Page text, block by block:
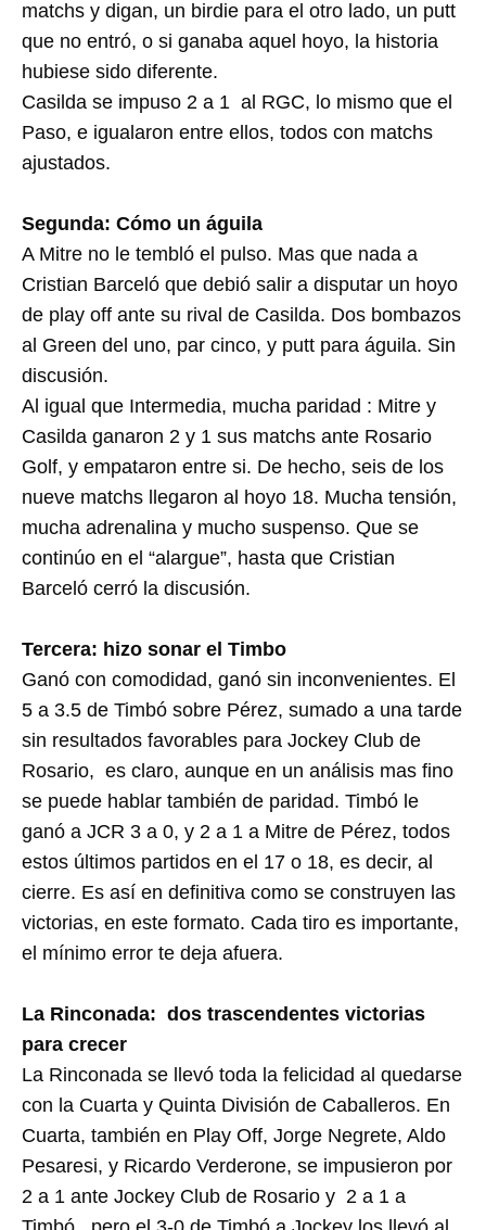
matchs y digan, un birdie para el otro lado, un putt
que no entró, o si ganaba aquel hoyo, la historia
hubiese sido diferente.
Casilda se impuso 2 a 1 al RGC, lo mismo que el
Paso, e igualaron entre ellos, todos con matchs
ajustados.
Segunda: Cómo un águila
A Mitre no le tembló el pulso. Mas que nada a
Cristian Barceló que debió salir a disputar un hoyo
de play off ante su rival de Casilda. Dos bombazos
al Green del uno, par cinco, y putt para águila. Sin
discusión.
Al igual que Intermedia, mucha paridad : Mitre y
Casilda ganaron 2 y 1 sus matchs ante Rosario
Golf, y empataron entre si. De hecho, seis de los
nueve matchs llegaron al hoyo 18. Mucha tensión,
mucha adrenalina y mucho suspenso. Que se
continúo en el “alargue”, hasta que Cristian
Barceló cerró la discusión.
Tercera: hizo sonar el Timbo
Ganó con comodidad, ganó sin inconvenientes. El
5 a 3.5 de Timbó sobre Pérez, sumado a una tarde
sin resultados favorables para Jockey Club de
Rosario, es claro, aunque en un análisis mas fino
se puede hablar también de paridad. Timbó le
ganó a JCR 3 a 0, y 2 a 1 a Mitre de Pérez, todos
estos últimos partidos en el 17 o 18, es decir, al
cierre. Es así en definitiva como se construyen las
victorias, en este formato. Cada tiro es importante,
el mínimo error te deja afuera.
La Rinconada: dos trascendentes victorias
para crecer
La Rinconada se llevó toda la felicidad al quedarse
con la Cuarta y Quinta División de Caballeros. En
Cuarta, también en Play Off, Jorge Negrete, Aldo
Pesaresi, y Ricardo Verderone, se impusieron por
2 a 1 ante Jockey Club de Rosario y 2 a 1 a